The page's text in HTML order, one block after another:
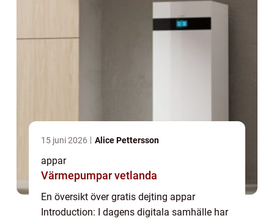
15 juni 2026 Alice Pettersson
appar
Värmepumpar vetlanda
En översikt över gratis dejting appar
Introduction: I dagens digitala samhälle har